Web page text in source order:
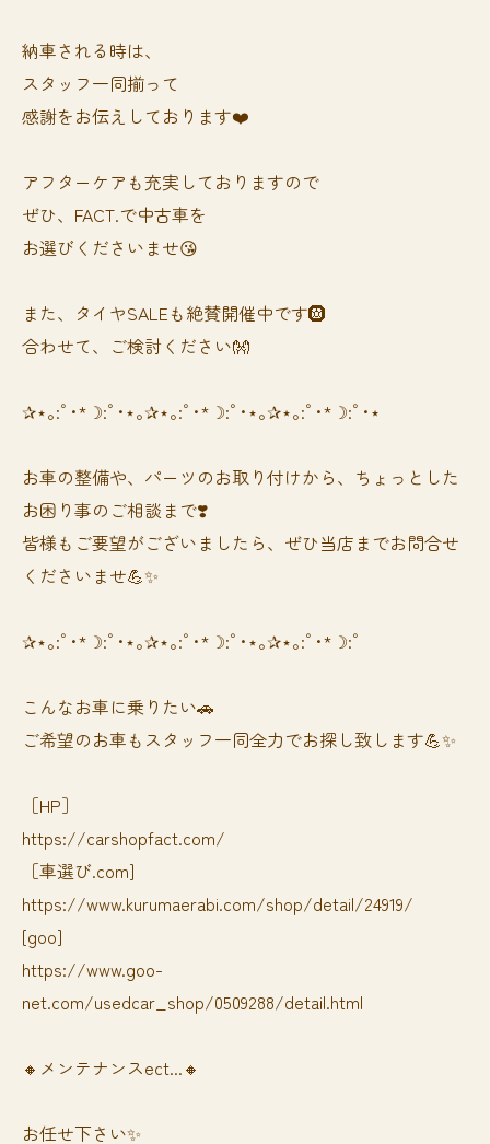
納車される時は、
スタッフ一同揃って
感謝をお伝えしております❤️
アフターケアも充実しておりますので
ぜひ、FACT.で中古車を
お選びくださいませ😘
また、タイヤSALEも絶賛開催中です🛞
合わせて、ご検討ください👐
✰⋆｡:ﾟ･*☽:ﾟ･⋆｡✰⋆｡:ﾟ･*☽:ﾟ･⋆｡✰⋆｡:ﾟ･*☽:ﾟ･⋆
お車の整備や、パーツのお取り付けから、ちょっとした
お困り事のご相談まで❣️
皆様もご要望がございましたら、ぜひ当店までお問合せ
くださいませ💪✨
✰⋆｡:ﾟ･*☽:ﾟ･⋆｡✰⋆｡:ﾟ･*☽:ﾟ･⋆｡✰⋆｡:ﾟ･*☽:ﾟ
⁡⁡⁡こんなお車に乗りたい🚗
ご希望のお車もスタッフ一同全力でお探し致します💪✨
［HP］
https://carshopfact.com/
［車選び.com]
https://www.kurumaerabi.com/shop/detail/24919/
[goo]
https://www.goo-
net.com/usedcar_shop/0509288/detail.html
🔸メンテナンスect...🔸
お任せ下さい✨